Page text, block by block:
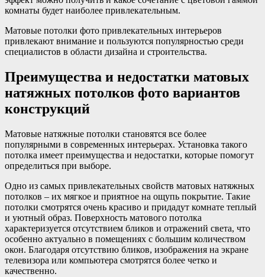
комнаты будет наиболее привлекательным.
Матовые потолки фото привлекательных интерьеров
привлекают внимание и пользуются популярностью среди
специалистов в области дизайна и строительства.
Преимущества и недостатки матовых
натяжных потолков фото вариантов
конструкций
Матовые натяжные потолки становятся все более
популярными в современных интерьерах. Установка такого
потолка имеет преимущества и недостатки, которые помогут
определиться при выборе.
Одно из самых привлекательных свойств матовых натяжных
потолков – их мягкое и приятное на ощупь покрытие. Такие
потолки смотрятся очень красиво и придадут комнате теплый
и уютный образ. Поверхность матового потолка
характеризуется отсутствием бликов и отражений света, что
особенно актуально в помещениях с большим количеством
окон. Благодаря отсутствию бликов, изображения на экране
телевизора или компьютера смотрятся более четко и
качественно.